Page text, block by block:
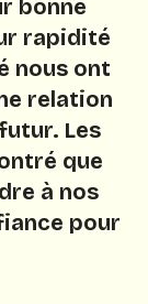
bonne
rapidité
nous ont
relation
Les
que
à nos
pour